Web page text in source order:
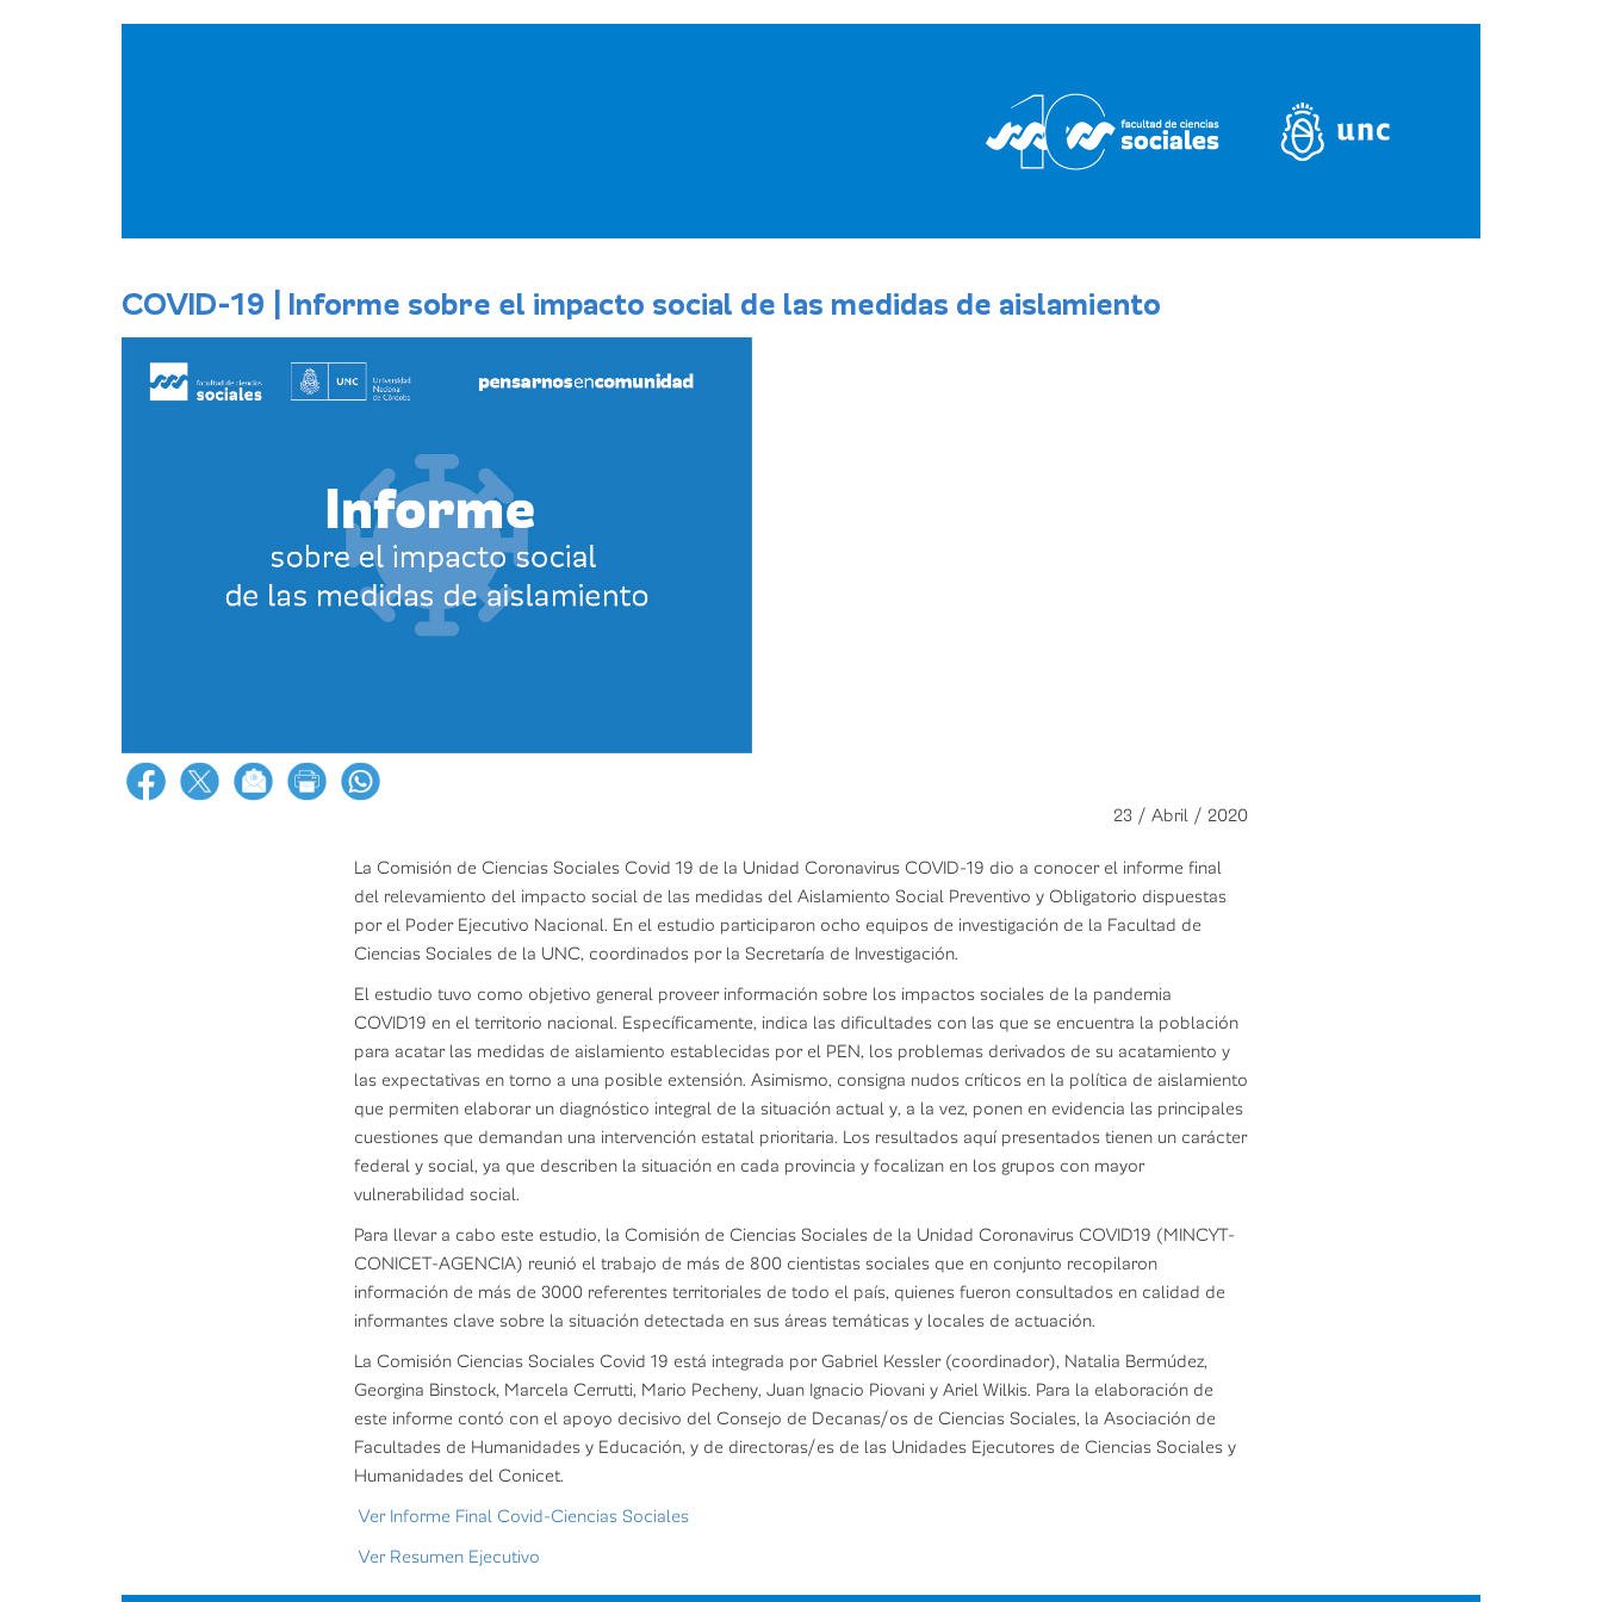
COVID-19 | Informe sobre el impacto social de las medidas de aislamiento
23 / Abril / 2020
La Comisión de Ciencias Sociales Covid 19 de la Unidad Coronavirus COVID-19 dio a conocer el informe final
del relevamiento del impacto social de las medidas del Aislamiento Social Preventivo y Obligatorio dispuestas
por el Poder Ejecutivo Nacional. En el estudio participaron ocho equipos de investigación de la Facultad de
Ciencias Sociales de la UNC, coordinados por la Secretaría de Investigación.
El estudio tuvo como objetivo general proveer información sobre los impactos sociales de la pandemia
COVID19 en el territorio nacional. Específicamente, indica las dificultades con las que se encuentra la población
para acatar las medidas de aislamiento establecidas por el PEN, los problemas derivados de su acatamiento y
las expectativas en torno a una posible extensión. Asimismo, consigna nudos críticos en la política de aislamiento
que permiten elaborar un diagnóstico integral de la situación actual y, a la vez, ponen en evidencia las principales
cuestiones que demandan una intervención estatal prioritaria. Los resultados aquí presentados tienen un carácter
federal y social, ya que describen la situación en cada provincia y focalizan en los grupos con mayor
vulnerabilidad social.
Para llevar a cabo este estudio, la Comisión de Ciencias Sociales de la Unidad Coronavirus COVID19 (MINCYT-
CONICET-AGENCIA) reunió el trabajo de más de 800 cientistas sociales que en conjunto recopilaron
información de más de 3000 referentes territoriales de todo el país, quienes fueron consultados en calidad de
informantes clave sobre la situación detectada en sus áreas temáticas y locales de actuación.
La Comisión Ciencias Sociales Covid 19 está integrada por Gabriel Kessler (coordinador), Natalia Bermúdez,
Georgina Binstock, Marcela Cerrutti, Mario Pecheny, Juan Ignacio Piovani y Ariel Wilkis. Para la elaboración de
este informe contó con el apoyo decisivo del Consejo de Decanas/os de Ciencias Sociales, la Asociación de
Facultades de Humanidades y Educación, y de directoras/es de las Unidades Ejecutores de Ciencias Sociales y
Humanidades del Conicet.
Ver Informe Final Covid-Ciencias Sociales
Ver Resumen Ejecutivo